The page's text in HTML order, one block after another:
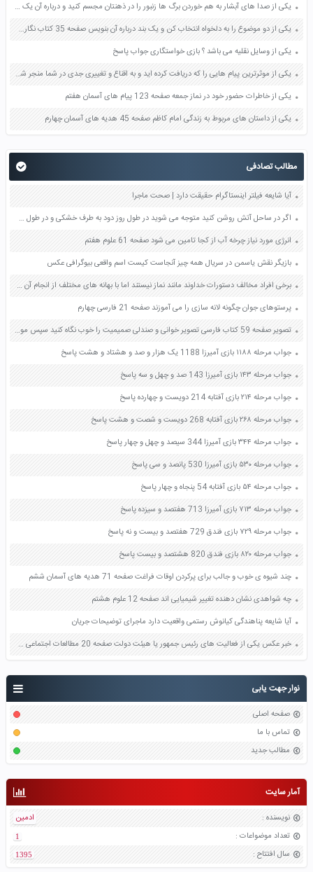
نوار جهت یابی
صفحه اصلی
تماس با ما
مطالب جدید
آمار سایت
نویسنده :
ادمین
تعداد موضواعات :
1
سال افتتاح :
1395
یکی از صدا های آبشار به هم خوردن برگ ها زنبور را در ذهنتان مجسم کنید و درباره آن یک بند بنویسید صفحه 11 نگارش پنجم
یکی از دو موضوع را به دلخواه انتخاب کن و یک بند درباره آن بنویس صفحه 35 کتاب نگارش فارسی سوم
یکی از وسایل نقلیه می باشد ؟ بازی خواستگاری جواب پاسخ
یکی از موثرترین پیام هایی را که دریافت کرده اید و به اقناع و تغییری جدی در شما منجر شده است برسی کنید و علت این تاثیر گذاری قابل توجه را بنویسید صفحه 52 تفکر و سواد رسانه ای دهم
یکی از خاطرات حضور خود در نماز جمعه صفحه 123 پیام های آسمان هفتم
یکی از داستان های مربوط به زندگی امام کاظم صفحه 45 هدیه های آسمان چهارم
مطالب تصادفی
آیا شایعه فیلتر اینستاگرام حقیقت دارد | صحت ماجرا
اگر در ساحل آتش روشن کنید متوجه می شوید در طول روز دود به طرف خشکی و در طول شب به طرف دریا کشیده می شود علت را توضیح دهید صفحه 89 علوم هفتم
انرژی مورد نیاز چرخه آب از کجا تامین می شود صفحه 61 علوم هفتم
بازیگر نقش یاسمن در سریال همه چیز آنجاست کیست اسم واقعی بیوگرافی عکس
برخی افراد مخالف دستورات خداوند مانند نماز نیستند اما با بهانه های مختلف از انجام آن شانه خالی می کنند آیا این افراد می توانند ادعا کنند که ما خدا را دوست داریم؟ چرا؟ صفحه 118 دین و زندگی دهم
پرستوهای جوان چگونه لانه سازی را می آموزند صفحه 21 فارسی چهارم
تصویر صفحه 59 کتاب فارسی تصویر خوانی و صندلی صمیمیت را خوب نگاه کنید سپس موضوعی را برای نوشتن انتخاب کنید و در دو بند بنویسید صفحه 43 کتاب نگارش فارسی چهارم
جواب مرحله ۱۱۸۸ بازی آمیرزا 1188 یک هزار و صد و هشتاد و هشت پاسخ
جواب مرحله ۱۴۳ بازی آمیرزا 143 صد و چهل و سه پاسخ
جواب مرحله ۲۱۴ بازی آفتابه 214 دویست و چهارده پاسخ
جواب مرحله ۲۶۸ بازی آفتابه 268 دویست و شصت و هشت پاسخ
جواب مرحله ۳۴۴ بازی آمیرزا 344 سیصد و چهل و چهار پاسخ
جواب مرحله ۵۳۰ بازی آمیرزا 530 پانصد و سی پاسخ
جواب مرحله ۵۴ بازی آفتابه 54 پنجاه و چهار پاسخ
جواب مرحله ۷۱۳ بازی آمیرزا 713 هفتصد و سیزده پاسخ
جواب مرحله ۷۲۹ بازی فندق 729 هفتصد و بیست و نه پاسخ
جواب مرحله ۸۲۰ بازی فندق 820 هشتصد و بیست پاسخ
چند شیوه ی خوب و جالب برای پرکردن اوقات فراغت صفحه 71 هدیه های آسمان ششم
چه شواهدی نشان دهنده تغییر شیمیایی اند صفحه 12 علوم هشتم
آیا شایعه پناهندگی کیانوش رستمی واقعیت دارد ماجرای توضیحات جریان
خبر عکس یکی از فعالیت های رئیس جمهور یا هیئت دولت صفحه 20 مطالعات اجتماعی هشتم